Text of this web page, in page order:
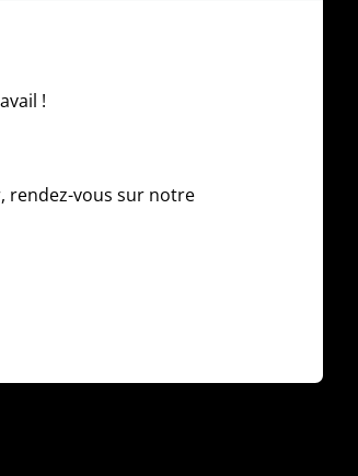
!
rendez-vous sur notre